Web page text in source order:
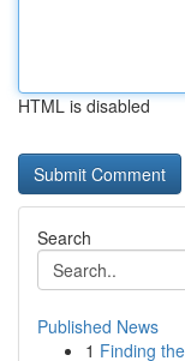
HTML is disabled
Search
Published News
1 Finding